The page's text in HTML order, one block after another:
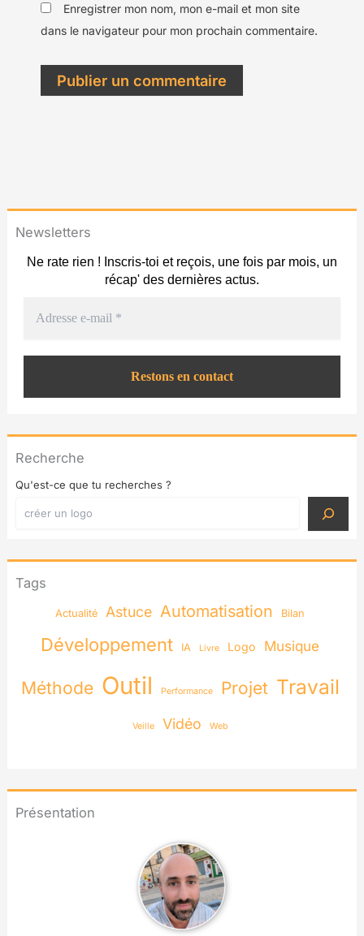
Enregistrer mon nom, mon e-mail et mon site
dans le navigateur pour mon prochain commentaire.
Newsletters
Ne rate rien ! Inscris-toi et reçois, une fois par mois, un
récap' des dernières actus.
Recherche
Qu'est-ce que tu recherches ?
Tags
Actualité Astuce Automatisation Bilan
Développement IA Livre Logo Musique
Méthode Outil Performance Projet Travail
Veille Vidéo Web
Présentation